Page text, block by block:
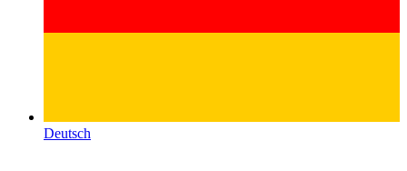
Deutsch